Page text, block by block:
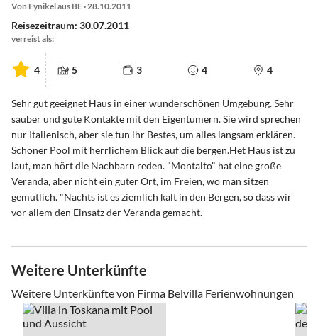
Von Eynikel aus BE · 28.10.2011
Reisezeitraum: 30.07.2011
verreist als:
4 5 3 4 4
Sehr gut geeignet Haus in einer wunderschönen Umgebung. Sehr
sauber und gute Kontakte mit den Eigentümern. Sie wird sprechen
nur Italienisch, aber sie tun ihr Bestes, um alles langsam erklären.
Schöner Pool mit herrlichem Blick auf die bergen.Het Haus ist zu
laut, man hört die Nachbarn reden. "Montalto" hat eine große
Veranda, aber nicht ein guter Ort, im Freien, wo man sitzen
gemütlich. "Nachts ist es ziemlich kalt in den Bergen, so dass wir
vor allem den Einsatz der Veranda gemacht.
Weitere Unterkünfte
Weitere Unterkünfte von Firma Belvilla Ferienwohnungen